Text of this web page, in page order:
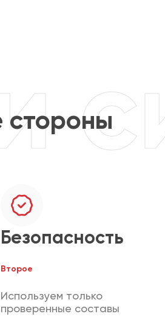
Безопасность
Второе
Используем только
проверенные составы